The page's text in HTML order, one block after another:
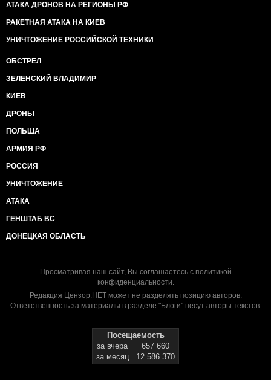
АТАКА ДРОНОВ НА РЕГИОНЫ РФ
РАКЕТНАЯ АТАКА НА КИЕВ
УНИЧТОЖЕНИЕ РОССИЙСКОЙ ТЕХНИКИ
ОБСТРЕЛ
ЗЕЛЕНСКИЙ ВЛАДИМИР
КИЕВ
ДРОНЫ
ПОЛЬША
АРМИЯ РФ
РОССИЯ
УНИЧТОЖЕНИЕ
АТАКА
ГЕНШТАБ ВС
ДОНЕЦКАЯ ОБЛАСТЬ
Просматривая наш сайт, Вы соглашаетесь с политикой
конфиденциальности.
Редакция Цензор.НЕТ может не разделять позицию авторов.
Ответственность за материалы в разделе "Блоги" несут авторы текстов.
Посещаемость
за вчера
657 660
за месяц
12 586 370